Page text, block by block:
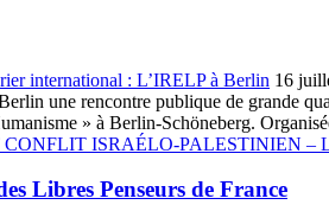
international : L’IRELP à Berlin 16
une rencontre publique de grande
» à Berlin-Schöneberg.
ISRAÉLO-PALESTINIEN –
Libres Penseurs de France